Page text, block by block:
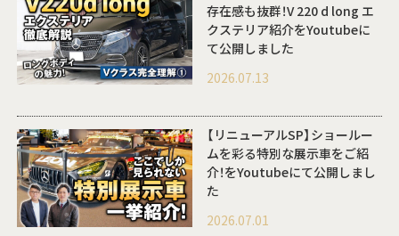
存在感も抜群！V 220 d long エ
クステリア紹介をYoutubeに
て公開しました
2026.07.13
【リニューアルSP】ショールー
ムを彩る特別な展示車をご紹
介！をYoutubeにて公開しまし
た
2026.07.01